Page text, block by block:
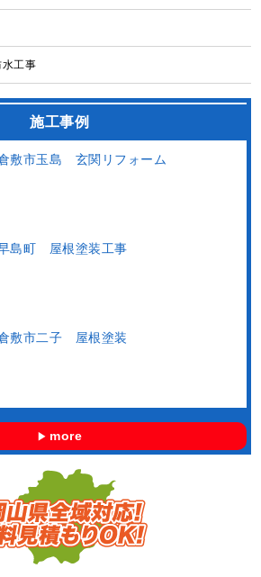
水工事
施工事例
敷市玉島 玄関リフォーム
島町 屋根塗装工事
敷市二子 屋根塗装
more